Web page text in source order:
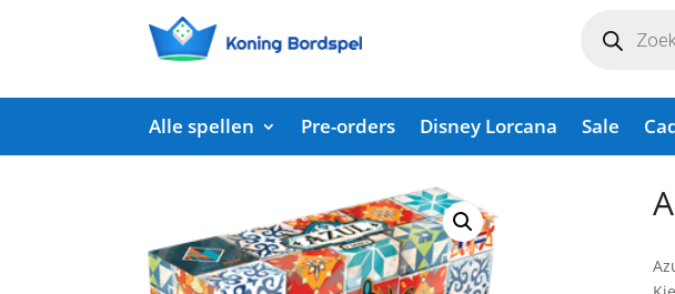
zoeken
Alle spellen Pre-orders Disney Lorcana Sale
Start /Shop/Bordspellen / Azul – mini